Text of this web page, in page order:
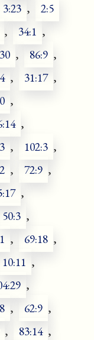
3:23 , 2:5
, 34:1 ,
, 86:9 ,
, 31:17 ,
,
,
, 102:3 ,
, 72:9 ,
,
50:3 ,
, 69:18 ,
10:11 ,
,
, 62:9 ,
, 83:14 ,